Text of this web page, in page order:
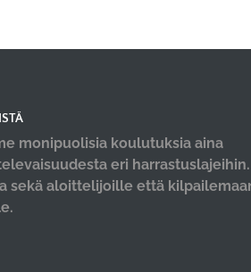
monipuolisia koulutuksia aina
eri
sekä aloittelijoille että